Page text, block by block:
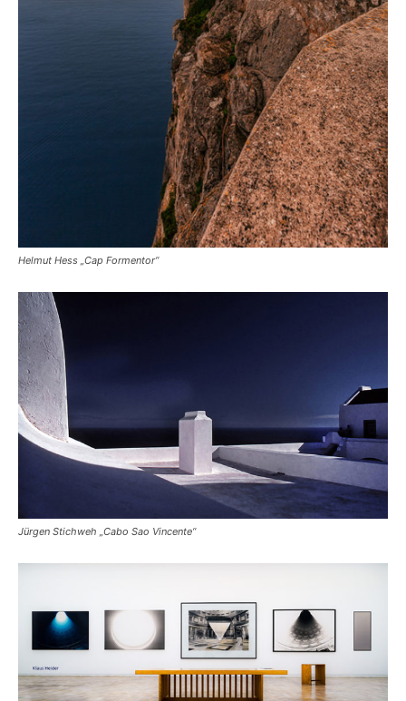
Helmut Hess „Cap Formentor“
Jürgen Stichweh „Cabo Sao Vincente“